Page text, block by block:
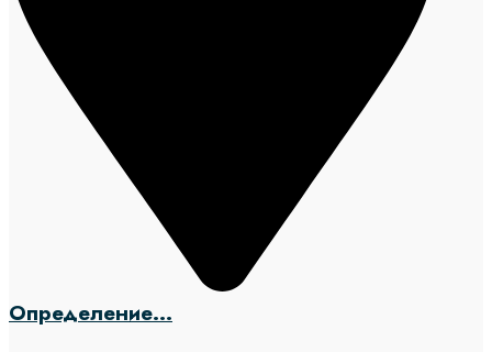
Определение...